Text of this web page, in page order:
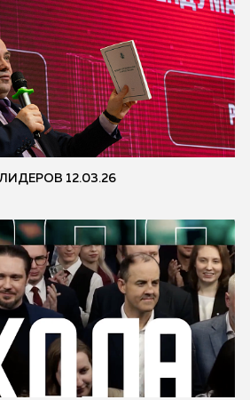
12.03.26